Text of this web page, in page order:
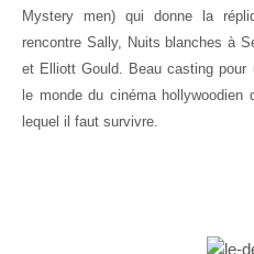
Mystery men) qui donne la
rencontre Sally, Nuits blanches à
et Elliott Gould. Beau casting pour
le monde du cinéma
lequel il faut survivre.